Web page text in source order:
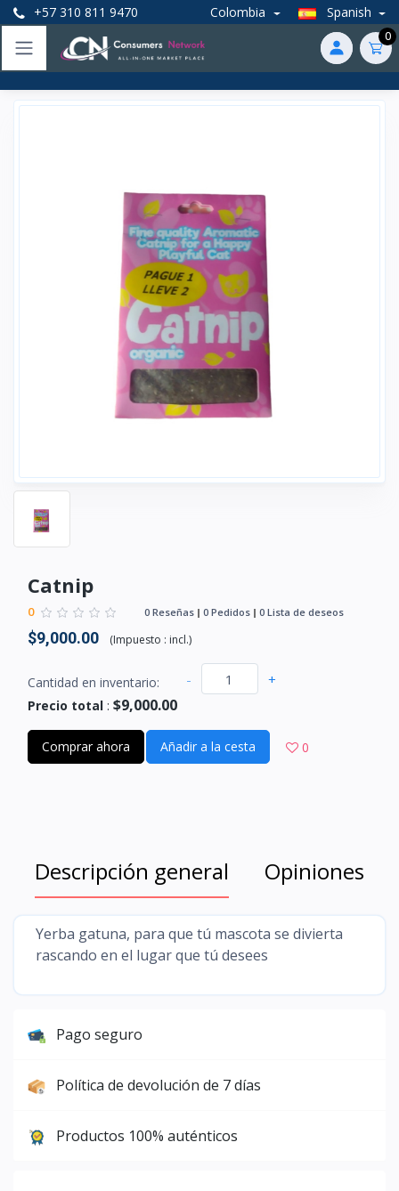
+57 310 811 9470 Colombia Spanish
0
Catnip
0 0 Reseñas 0 Pedidos 0 Lista de deseos
$9,000.00 (Impuesto : incl.)
Cantidad en inventario: - +
Precio total : $9,000.00
Comprar ahora Añadir a la cesta 0
Descripción general Opiniones
Yerba gatuna, para que tú mascota se divierta
rascando en el lugar que tú desees
Pago seguro
Política de devolución de 7 días
Productos 100% auténticos